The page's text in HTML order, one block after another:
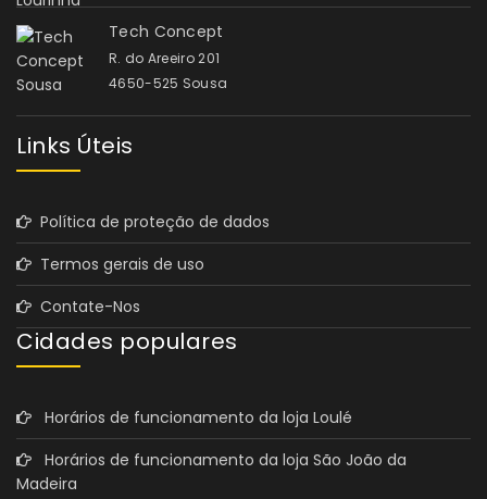
Tech Concept
R. do Areeiro 201
4650-525 Sousa
Links Úteis
Política de proteção de dados
Termos gerais de uso
Contate-Nos
Cidades populares
Horários de funcionamento da loja Loulé
Horários de funcionamento da loja São João da
Madeira